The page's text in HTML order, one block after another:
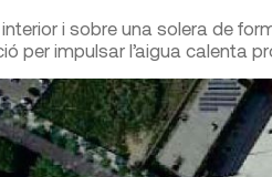
interior i sobre una solera de
per impulsar l’aigua calenta